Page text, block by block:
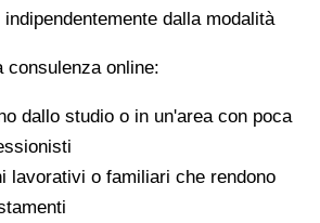
dalla modalità
consulenza online:
dallo studio o in un'area con poca
lavorativi o familiari che rendono